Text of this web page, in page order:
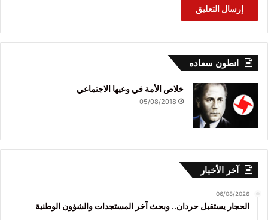
انطون سعاده
خلاص الأمة في وعيها الاجتماعي
05/08/2018
آخر الأخبار
06/08/2026
الحجار يستقبل حردان.. وبحث آخر المستجدات والشؤون الوطنية